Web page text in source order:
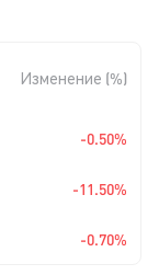
Изменение (%)
-0.50%
-11.50%
-0.70%